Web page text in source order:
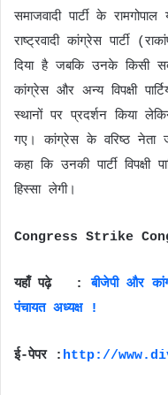
समाजवादी पार्टी के
राष्ट्रवादी कांग्रेस पार्टी
दिया है जबकि उनके किसी
कांग्रेस और अन्य विपक्षी
स्थानों पर प्रदर्शन किया
गए। कांग्रेस के वरिष्ठ
कहा कि उनकी पार्टी विपक्षी
हिस्सा लेगी।
Congress Strike
यहाँ पढ़े :
बीजेपी और
पंचायत अध्यक्ष !
ई-पेपर : http://